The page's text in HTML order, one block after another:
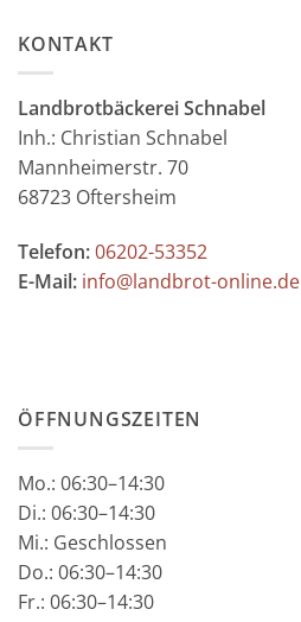
KONTAKT
Landbrotbäckerei Schnabel
Inh.: Christian Schnabel
Mannheimerstr. 70
68723 Oftersheim
Telefon:06202-53352
E-Mail: info@landbrot-online.de
ÖFFNUNGSZEITEN
Mo.: 06:30–14:30
Di.: 06:30–14:30
Mi.: Geschlossen
Do.: 06:30–14:30
Fr.: 06:30–14:30